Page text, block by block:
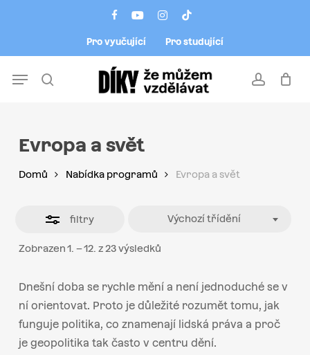
facebookyoutubeinstagram
tiktok
Pro vyučující Pro studující
account
Menu
Evropa a svět
Domů Nabídka programů Evropa a svět
filtry
Zobrazen 1. – 12. z 23 výsledků
Výchozí třídění
Dnešní doba se rychle měnía není jednoduché se v
ní orientovat. Proto je důležité rozumět tomu, jak
funguje politika, co znamenají lidská práva a proč
je geopolitika tak často v centru dění.